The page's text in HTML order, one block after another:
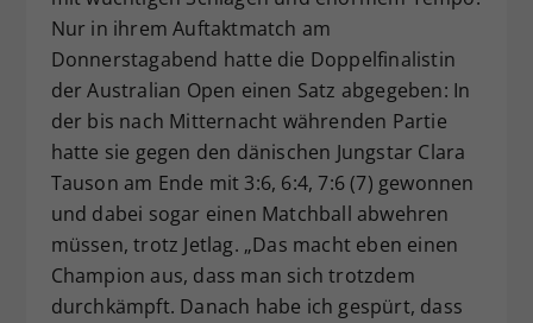
Nur in ihrem Auftaktmatch am
Donnerstagabend hatte die Doppelfinalistin
der Australian Open einen Satz abgegeben: In
der bis nach Mitternacht währenden Partie
hatte sie gegen den dänischen Jungstar Clara
Tauson am Ende mit 3:6, 6:4, 7:6 (7) gewonnen
und dabei sogar einen Matchball abwehren
müssen, trotz Jetlag. „Das macht eben einen
Champion aus, dass man sich trotzdem
durchkämpft. Danach habe ich gespürt, dass